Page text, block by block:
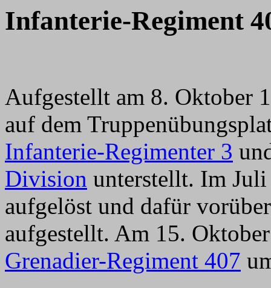
Infanterie-Regiment
Aufgestellt am 8. Oktober
auf dem
Infanterie-Regimenter 3
Division unterstellt. Im
aufgelöst und dafür
aufgestellt. Am 15.
Grenadier-Regiment 407